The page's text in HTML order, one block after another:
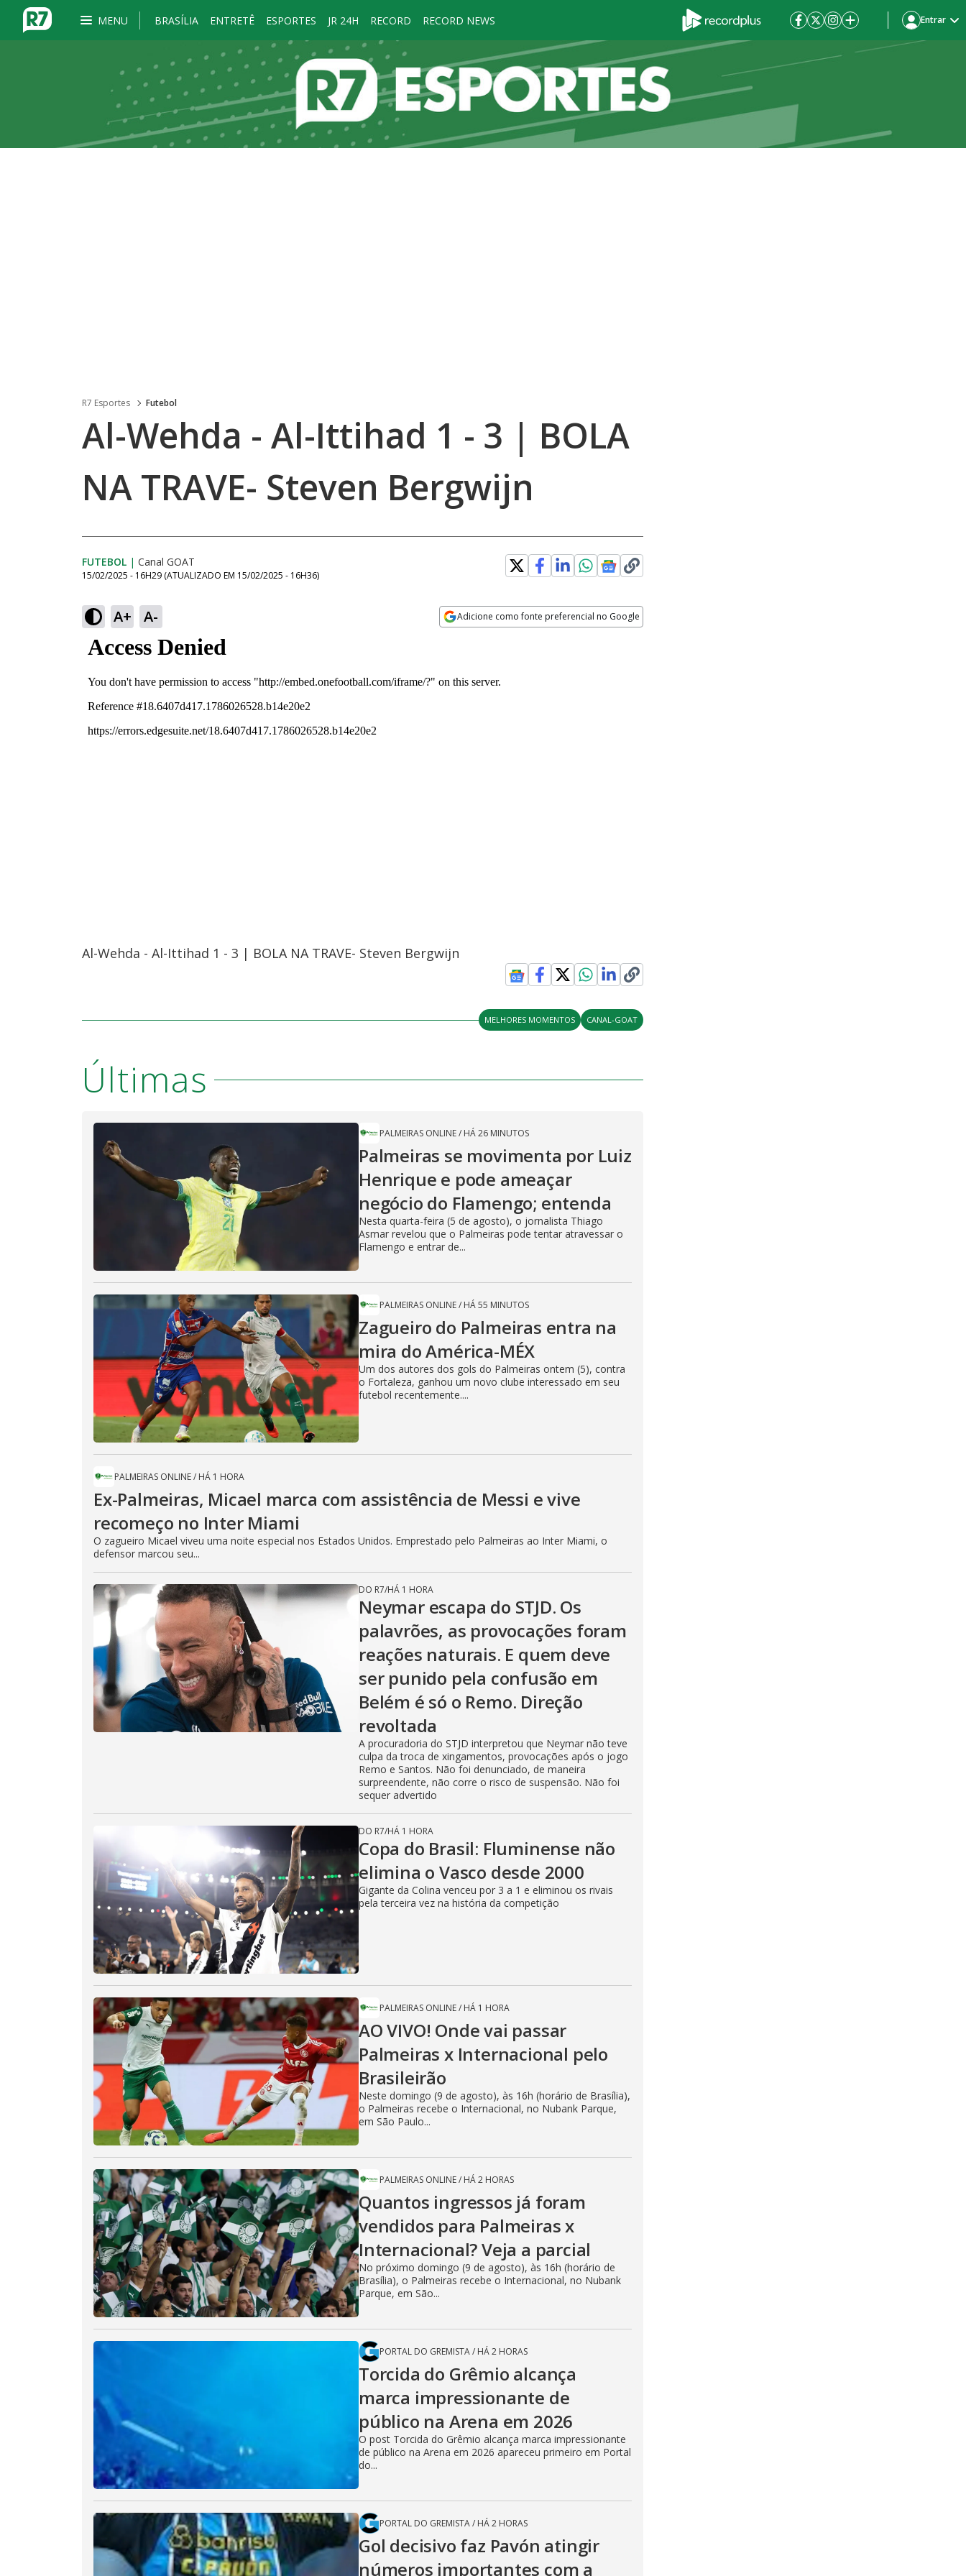
MENU BRASÍLIA ENTRETÊ ESPORTES JR 24H RECORD RECORD NEWS Entrar
R7 Esportes Futebol
Al-Wehda - Al-Ittihad 1 - 3 | BOLA
NA TRAVE- Steven Bergwijn
FUTEBOL | Canal GOAT
15/02/2025 - 16H29 (ATUALIZADO EM 15/02/2025 - 16H36)
A+ A- Adicione como fonte preferencial no Google
Al-Wehda - Al-Ittihad 1 - 3 | BOLA NA TRAVE- Steven Bergwijn
MELHORES MOMENTOS CANAL-GOAT
Últimas
PALMEIRAS ONLINE/ HÁ 26 MINUTOS
Palmeiras se movimenta por Luiz
Henrique e pode ameaçar
negócio do Flamengo; entenda
Nesta quarta-feira (5 de agosto), o jornalista Thiago
Asmar revelou que o Palmeiras pode tentar atravessar o
Flamengo e entrar de...
PALMEIRAS ONLINE/ HÁ 55 MINUTOS
Zagueiro do Palmeiras entra na
mira do América-MÉX
Um dos autores dos gols do Palmeiras ontem (5), contra
o Fortaleza, ganhou um novo clube interessado em seu
futebol recentemente....
PALMEIRAS ONLINE/ HÁ 1 HORA
Ex-Palmeiras, Micael marca com assistência de Messi e vive
recomeço no Inter Miami
O zagueiro Micael viveu uma noite especial nos Estados Unidos. Emprestado pelo Palmeiras ao Inter Miami, o
defensor marcou seu...
DO R7/HÁ 1 HORA
Neymar escapa do STJD. Os
palavrões, as provocações foram
reações naturais. E quem deve
ser punido pela confusão em
Belém é só o Remo. Direção
revoltada
A procuradoria do STJD interpretou que Neymar não teve
culpa da troca de xingamentos, provocações após o jogo
Remo e Santos. Não foi denunciado, de maneira
surpreendente, não corre o risco de suspensão. Não foi
sequer advertido
DO R7/HÁ 1 HORA
Copa do Brasil: Fluminense não
elimina o Vasco desde 2000
Gigante da Colina venceu por 3 a 1 e eliminou os rivais
pela terceira vez na história da competição
PALMEIRAS ONLINE/ HÁ 1 HORA
AO VIVO! Onde vai passar
Palmeiras x Internacional pelo
Brasileirão
Neste domingo (9 de agosto), às 16h (horário de Brasília),
o Palmeiras recebe o Internacional, no Nubank Parque,
em São Paulo...
PALMEIRAS ONLINE/ HÁ 2 HORAS
Quantos ingressos já foram
vendidos para Palmeiras x
Internacional? Veja a parcial
No próximo domingo (9 de agosto), às 16h (horário de
Brasília), o Palmeiras recebe o Internacional, no Nubank
Parque, em São...
PORTAL DO GREMISTA/ HÁ 2 HORAS
Torcida do Grêmio alcança
marca impressionante de
público na Arena em 2026
O post Torcida do Grêmio alcança marca impressionante
de público na Arena em 2026 apareceu primeiro em Portal
do...
PORTAL DO GREMISTA/ HÁ 2 HORAS
Gol decisivo faz Pavón atingir
números importantes com a